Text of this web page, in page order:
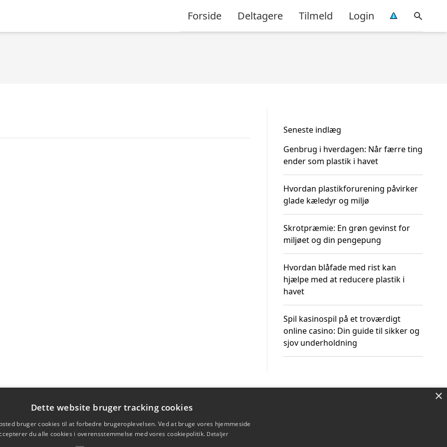
Forside Deltagere Tilmeld Login
Seneste indlæg
Genbrug i hverdagen: Når færre ting
ender som plastik i havet
Hvordan plastikforurening påvirker
glade kæledyr og miljø
Skrotpræmie: En grøn gevinst for
miljøet og din pengepung
Hvordan blåfade med rist kan
hjælpe med at reducere plastik i
havet
Spil kasinospil på et troværdigt
online casino: Din guide til sikker og
sjov underholdning
×
Dette website bruger tracking cookies
bruger cookies til at forbedre brugeroplevelsen. Ved at bruge vores hjemmeside
du alle cookies i overensstemmelse med vores cookiepolitik. Detaljer